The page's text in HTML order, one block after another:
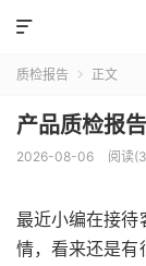

质检报告  正文
产品质检报
2026-08-06 阅读
最近小编在接待
情，看来还是有